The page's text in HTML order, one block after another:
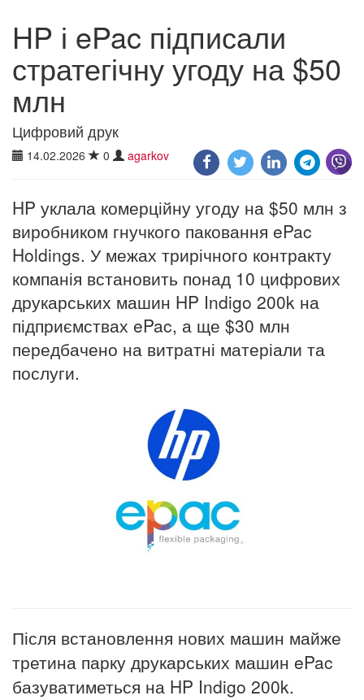
HP і ePac підписали
стратегічну угоду на $50
млн
Цифровий друк
14.02.2026 0 agarkov
HP уклала комерційну угоду на $50 млн з
виробником гнучкого паковання ePac
Holdings. У межах трирічного контракту
компанія встановить понад 10 цифрових
друкарських машин HP Indigo 200k на
підприємствах ePac, а ще $30 млн
передбачено на витратні матеріали та
послуги.
Після встановлення нових машин майже
третина парку друкарських машин ePac
базуватиметься на HP Indigo 200k.